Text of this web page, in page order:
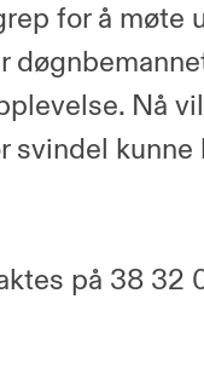
for å møte
Nå
kunne
på 38 32